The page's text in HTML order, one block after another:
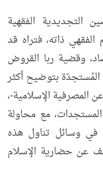
الفقهية
ذاته، فتراه قد
وقضية ربا القروض
المُستجدّة بتوضيح أكثر
المصرفية الإسلامية-،
مع محاولة
في وسائل تناول هذه
عن حضارية الإسلام